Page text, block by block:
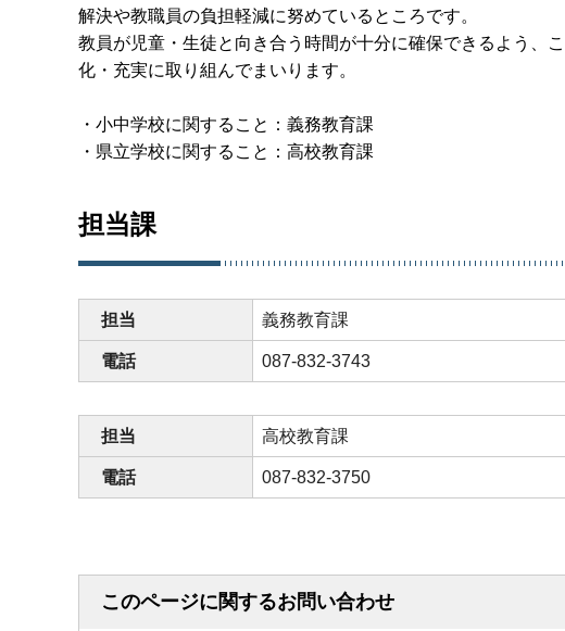
解決や教職員の負担軽減に努めているところです。
教員が児童・生徒と向き合う時間が十分に確保できるよう、
化・充実に取り組んでまいります。
・小中学校に関すること：義務教育課
・県立学校に関すること：高校教育課
担当課
担当 義務教育課
電話 087-832-3743
担当 高校教育課
電話 087-832-3750
このページに関するお問い合わせ